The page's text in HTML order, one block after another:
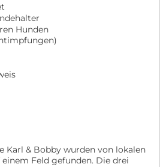
Hunden
Karl & Bobby wurden von lokalen
Feld gefunden. Die drei